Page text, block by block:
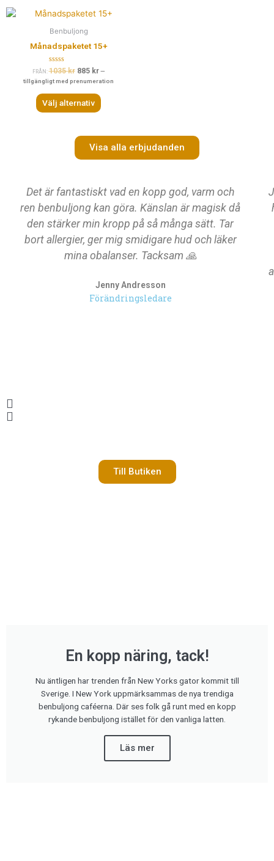
a
5
Benbuljong
Månadspaketet 15+
B
t
s
FRÅN:1035kr 885 kr —
tillgängligt med prenumeration
Välj alternativ
Visa alla erbjudanden
Det är fantastiskt vad en kopp god, varm och
ren benbuljong kan göra. Känslan är magisk då
den stärker min kropp på så många sätt. Tar
bort allergier, ger mig smidigare hud och läker
mina obalanser. Tacksam 🙏
Jenny Andresson
Förändringsledare
Till Butiken
En kopp näring, tack!
Nu äntligen har trenden från New Yorks gator kommit till
Sverige. I New York uppmärksammas de nya trendiga
benbuljong caféerna. Där ses folk gå runt med en kopp
rykande benbuljong istället för den vanliga latten.
Läs mer